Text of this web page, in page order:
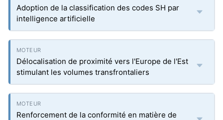
Adoption de la classification des codes SH par
intelligence artificielle
Délocalisation de proximité vers l'Europe de l'Est
stimulant les volumes transfrontaliers
Renforcement de la conformité en matière de